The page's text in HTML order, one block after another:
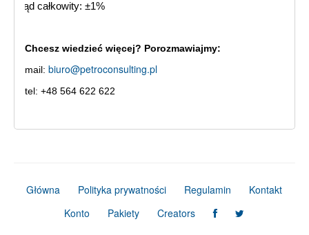
Błąd całkowity: ±1%
Chcesz wiedzieć więcej? Porozmawiajmy:
mail: biuro@petroconsulting.pl
tel: +48 564 622 622
Główna Polityka prywatności Regulamin
Kontakt
Konto
Pakiety Creators